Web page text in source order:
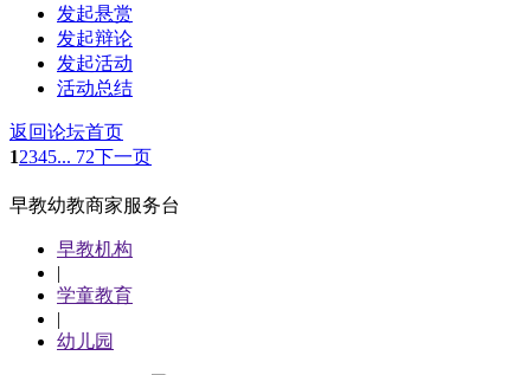
发起悬赏
发起辩论
发起活动
活动总结
返回论坛首页
12345... 72下一页
早教幼教商家服务台
早教机构
|
学童教育
|
幼儿园